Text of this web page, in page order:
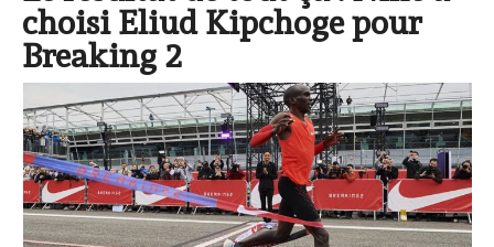
choisi Eliud Kipchoge pour
Breaking 2